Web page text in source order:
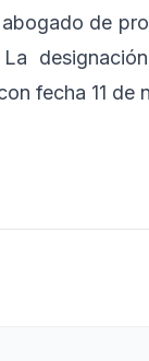
de
fecha 11